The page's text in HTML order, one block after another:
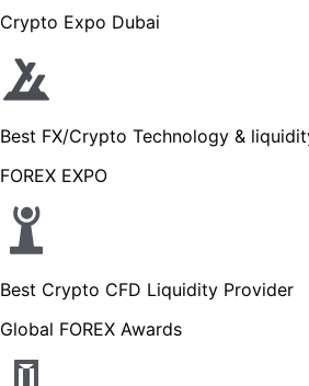
Crypto Expo Dubai
Best FX/Crypto Technology &
FOREX EXPO
Best Crypto CFD Liquidity Provider
Global FOREX Awards